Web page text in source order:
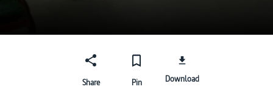
Share Pin Download